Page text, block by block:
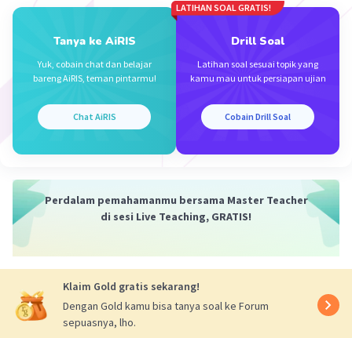
jumlah bilangan pada pola ke-n = n
Jadi, jumlah bilangan pada pola ke-n adalah n 3
Beri Rating
Iklan
Tanya ke AiRIS
Yuk, cobain chat dan belajar
bareng AiRIS, teman pintarmu!
Chat AiRIS
LATIHAN SOAL GRATIS!
Drill Soal
Latihan soal sesuai topik yang
kamu mau untuk persiapan ujian
Cobain Drill Soal
Perdalam pemahamanmu bersama Master Teacher
di sesi Live Teaching, GRATIS!
Klaim Gold gratis sekarang!
Dengan Gold kamu bisa tanya soal ke Forum
sepuasnya, lho.